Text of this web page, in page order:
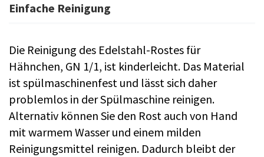
Einfache Reinigung
Die Reinigung des Edelstahl-Rostes für
Hähnchen, GN 1/1, ist kinderleicht. Das Material
ist spülmaschinenfest und lässt sich daher
problemlos in der Spülmaschine reinigen.
Alternativ können Sie den Rost auch von Hand
mit warmem Wasser und einem milden
Reinigungsmittel reinigen. Dadurch bleibt der